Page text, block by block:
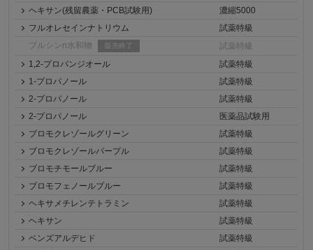
ヘキサン(残留農薬・PCB試験用)
濃縮5000
フルオレセインナトリウム
試薬特級
ブルシンn水和物
販売終了
試薬特級
1,2-プロパンジオール
試薬特級
1-プロパノール
試薬特級
2-プロパノール
試薬特級
2-プロパノール
医薬品試験用
ブロモクレゾールグリーン
試薬特級
ブロモクレゾールパープル
試薬特級
ブロモチモールブルー
試薬特級
ブロモフェノールブルー
試薬特級
ヘキサメチレンテトラミン
試薬特級
ヘキサン
試薬特級
ベンズアルデヒド
試薬特級